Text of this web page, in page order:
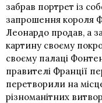
забрав портрет із
запрошення короля
Леонардо продав, а
картину своєму
своєму палаці
правителі Франції
перетворили на
різноманітних